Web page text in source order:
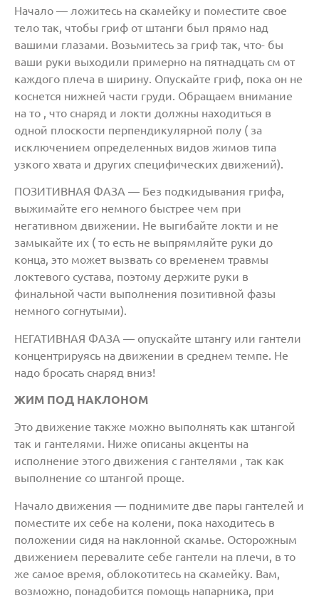
Начало — ложитесь на скамейку и поместите свое
тело так, чтобы гриф от штанги был прямо над
вашими глазами. Возьмитесь за гриф так, что- бы
ваши руки выходили примерно на пятнадцать см от
каждого плеча в ширину. Опускайте гриф, пока он не
коснется нижней части груди. Обращаем внимание
на то , что снаряд и локти должны находиться в
одной плоскости перпендикулярной полу ( за
исключением определенных видов жимов типа
узкого хвата и других специфических движений).
ПОЗИТИВНАЯ ФАЗА — Без подкидывания грифа,
выжимайте его немного быстрее чем при
негативном движении. Не выгибайте локти и не
замыкайте их ( то есть не выпрямляйте руки до
конца, это может вызвать со временем травмы
локтевого сустава, поэтому держите руки в
финальной части выполнения позитивной фазы
немного согнутыми).
НЕГАТИВНАЯ ФАЗА — опускайте штангу или гантели
концентрируясь на движении в среднем темпе. Не
надо бросать снаряд вниз!
ЖИМ ПОД НАКЛОНОМ
Это движение также можно выполнять как штангой
так и гантелями. Ниже описаны акценты на
исполнение этого движения с гантелями , так как
выполнение со штангой проще.
Начало движения — поднимите две пары гантелей и
поместите их себе на колени, пока находитесь в
положении сидя на наклонной скамье. Осторожным
движением перевалите себе гантели на плечи, в то
же самое время, облокотитесь на скамейку. Вам,
возможно, понадобится помощь напарника, при